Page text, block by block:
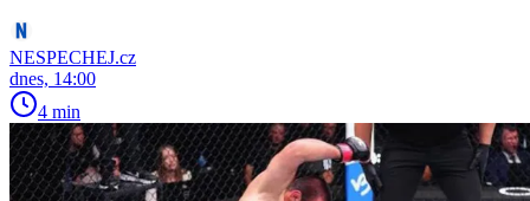
NESPECHEJ.cz
dnes, 14:00
4 min